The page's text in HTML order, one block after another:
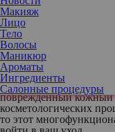
Макияж
Лицо
Тело
Волосы
Маникюр
Ароматы
Ингредиенты
Салонные процедуры
и мазей, — один из тех
компонентов, которые
кожу. Вряд ли вы
блогеров, но
уходу за кожей не зря
выполняет свою работу.
Если у вас
поврежденный кожный
косметологических
то этот